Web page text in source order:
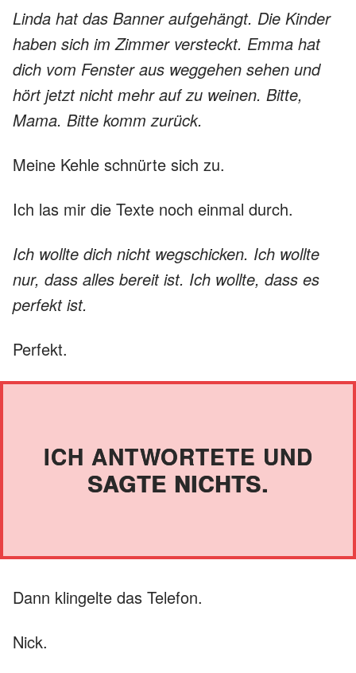
Linda hat das Banner aufgehängt. Die Kinder
haben sich im Zimmer versteckt. Emma hat
dich vom Fenster aus weggehen sehen und
hört jetzt nicht mehr auf zu weinen. Bitte,
Mama. Bitte komm zurück.
Meine Kehle schnürte sich zu.
Ich las mir die Texte noch einmal durch.
Ich wollte dich nicht wegschicken. Ich wollte
nur, dass alles bereit ist. Ich wollte, dass es
perfekt ist.
Perfekt.
ICH ANTWORTETE UND
SAGTE NICHTS.
Dann klingelte das Telefon.
Nick.